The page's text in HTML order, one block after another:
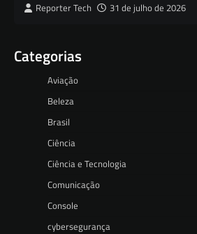
Reporter Tech 31 de julho de 2026
Categorias
Aviação
Beleza
Brasil
Ciência
Ciência e Tecnologia
Comunicação
Console
cybersegurança